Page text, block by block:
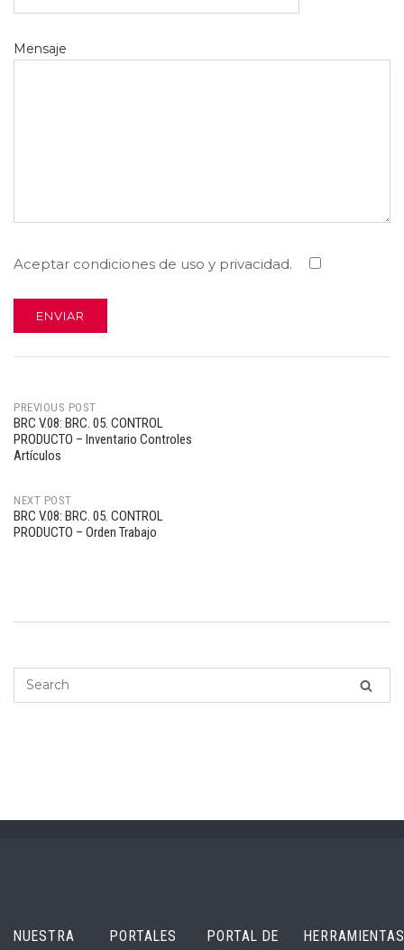
Mensaje
Aceptar condiciones de uso y privacidad.
Post
PREVIOUS POST
BRC V.08: BRC. 05. CONTROL
PRODUCTO – Inventario Controles
Artículos
NEXT POST
BRC V.08: BRC. 05. CONTROL
PRODUCTO – Orden Trabajo
NUESTRA
PORTALES
PORTAL DE